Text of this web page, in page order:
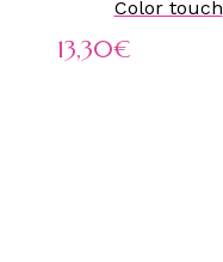
Color touch
13,30€